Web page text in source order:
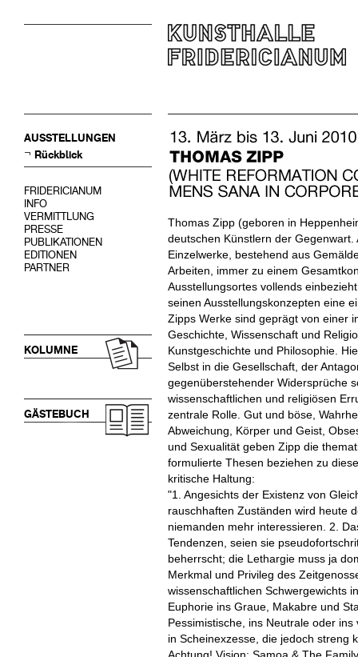
AUSSTELLUNGEN
Rückblick
FRIDERICIANUM
INFO
VERMITTLUNG
PRESSE
PUBLIKATIONEN
EDITIONEN
PARTNER
KOLUMNE
GÄSTEBUCH
Thomas Zipp (geboren in
deutschen Künstlern der
Einzelwerke, bestehend aus
Arbeiten, immer zu einem
Ausstellungsortes vollends
seinen Ausstellungskonzepten eine
Zipps Werke sind geprägt von einer
Geschichte, Wissenschaft und
Kunstgeschichte und Philosophie.
Selbst in die Gesellschaft, der
gegenüberstehender Widersprüche
wissenschaftlichen und religiösen
zentrale Rolle. Gut und böse,
Abweichung, Körper und Geist,
und Sexualität geben Zipp die
formulierte Thesen beziehen zu
kritische Haltung:
"1. Angesichts der Existenz von
rauschhaften Zuständen wird heute
niemanden mehr interessieren. 2.
Tendenzen, seien sie
beherrscht; die Lethargie muss ja
Merkmal und Privileg des
wissenschaftlichen Schwergewichts
Euphorie ins Graue, Makabre und
Pessimistische, ins Neutrale oder
in Scheinexzesse, die jedoch streng